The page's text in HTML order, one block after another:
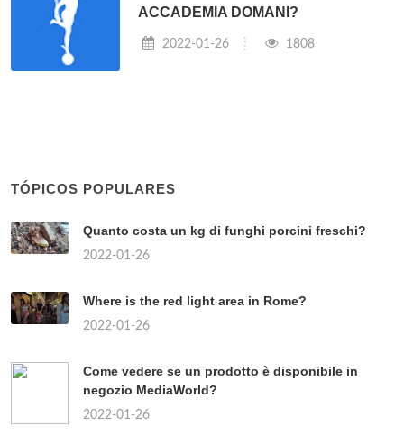
ACCADEMIA DOMANI?
2022-01-26 1808
TÓPICOS POPULARES
Quanto costa un kg di funghi porcini freschi?
2022-01-26
Where is the red light area in Rome?
2022-01-26
Come vedere se un prodotto è disponibile in
negozio MediaWorld?
2022-01-26